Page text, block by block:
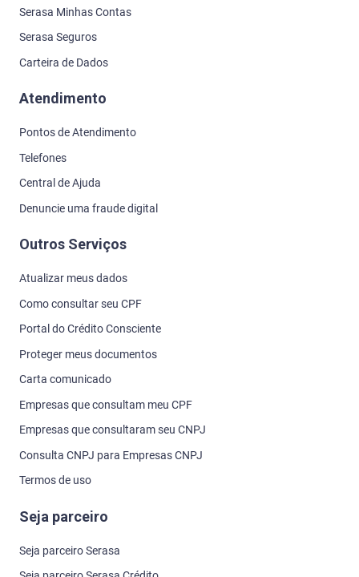
Serasa Minhas Contas
Serasa Seguros
Carteira de Dados
Atendimento
Pontos de Atendimento
Telefones
Central de Ajuda
Denuncie uma fraude digital
Outros Serviços
Atualizar meus dados
Como consultar seu CPF
Portal do Crédito Consciente
Proteger meus documentos
Carta comunicado
Empresas que consultam meu CPF
Empresas que consultaram seu CNPJ
Consulta CNPJ para Empresas CNPJ
Termos de uso
Seja parceiro
Seja parceiro Serasa